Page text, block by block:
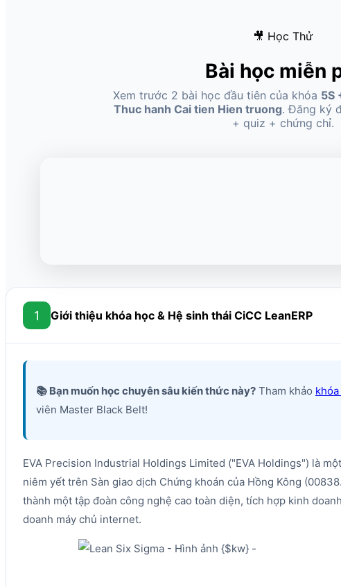
🎥 Học Thử
Bài học miễn
Xem trước 2 bài học đầu tiên của khóa 5S
Thuc hanh Cai tien Hien truong. Đăng ký
+ quiz + chứng chỉ.
1 Giới thiệu khóa học & Hệ sinh thái CiCC LeanERP
📚 Bạn muốn học chuyên sâu kiến thức này? Tham khảo
viên Master Black Belt!
EVA Precision Industrial Holdings Limited ("EVA Holdings") là
niêm yết trên Sàn giao dịch Chứng khoán của Hồng Kông
thành một tập đoàn công nghệ cao toàn diện, tích hợp kinh
doanh máy chủ internet.